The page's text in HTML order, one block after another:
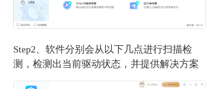
Step2、软件分别会从以下几点进行扫描检
测，检测出当前驱动状态，并提供解决方案